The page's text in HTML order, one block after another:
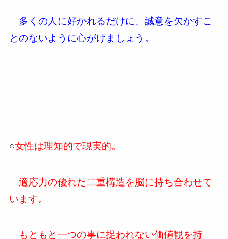
多くの人に好かれるだけに、誠意を欠かすこ
とのないように心がけましょう。
○女性は理知的で現実的。
適応力の優れた二重構造を脳に持ち合わせて
います。
もともと一つの事に捉われない価値観を持